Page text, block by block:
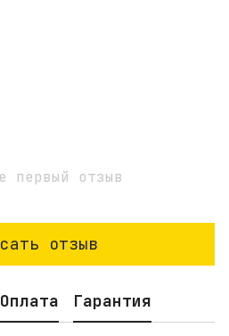
первый отзыв
отзыв
Оплата Гарантия